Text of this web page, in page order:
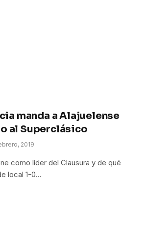
manda a Alajuelense
al Superclásico
2019
como líder del Clausura y de qué
local 1-0…